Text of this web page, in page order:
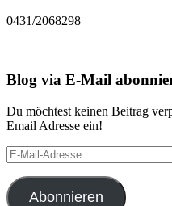
0431/2068298
Blog via E-Mail
Du möchtest keinen Beitrag
Email Adresse ein!
E-
Mail-
Adresse
Abonnieren